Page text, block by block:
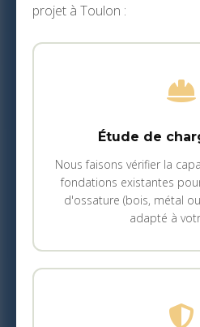
projet à Toulon :
Étude de
Nous faisons vérifier la
fondations existantes
d'ossature (bois, métal
adapté à